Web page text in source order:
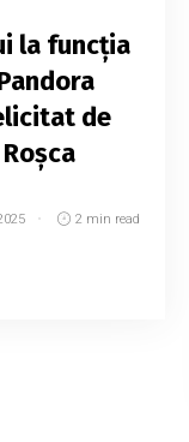
la funcția
de
2 min read